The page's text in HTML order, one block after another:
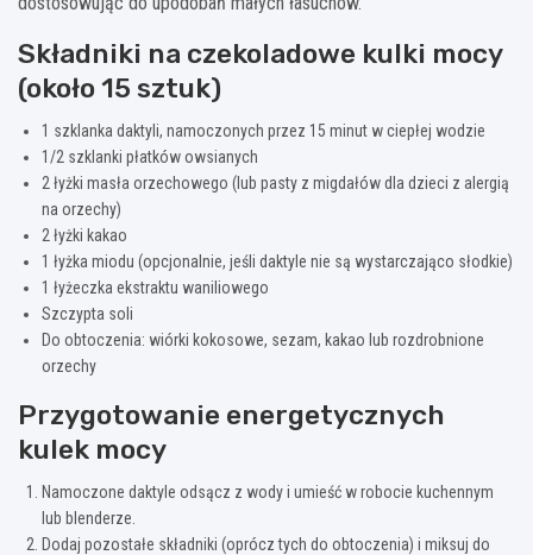
Składniki na czekoladowe kulki mocy
(około 15 sztuk)
1 szklanka daktyli, namoczonych przez 15 minut w ciepłej wodzie
1/2 szklanki płatków owsianych
2 łyżki masła orzechowego (lub pasty z migdałów dla dzieci z alergią
na orzechy)
2 łyżki kakao
1 łyżka miodu (opcjonalnie, jeśli daktyle nie są wystarczająco słodkie)
1 łyżeczka ekstraktu waniliowego
Szczypta soli
Do obtoczenia: wiórki kokosowe, sezam, kakao lub rozdrobnione
orzechy
Przygotowanie energetycznych
kulek mocy
Namoczone daktyle odsącz z wody i umieść w robocie kuchennym
lub blenderze.
Dodaj pozostałe składniki (oprócz tych do obtoczenia) i miksuj do